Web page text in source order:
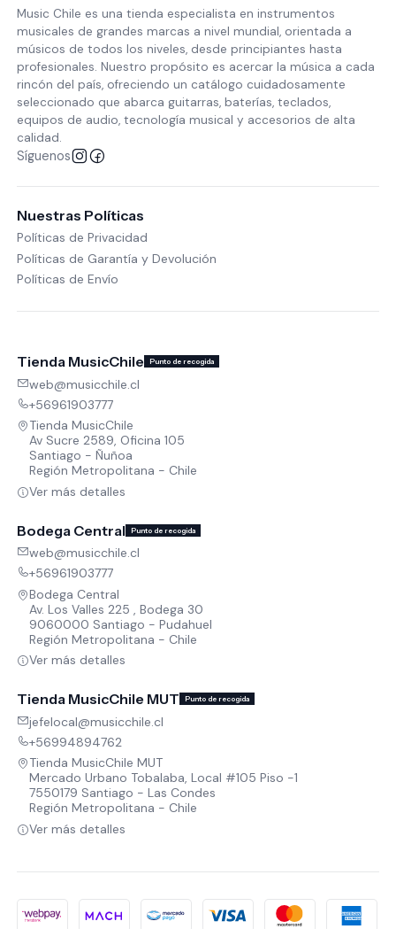
Music Chile es una tienda especialista en instrumentos
musicales de grandes marcas a nivel mundial, orientada a
músicos de todos los niveles, desde principiantes hasta
profesionales. Nuestro propósito es acercar la música a cada
rincón del país, ofreciendo un catálogo cuidadosamente
seleccionado que abarca guitarras, baterías, teclados,
equipos de audio, tecnología musical y accesorios de alta
calidad.
Síguenos
Nuestras Políticas
Políticas de Privacidad
Políticas de Garantía y Devolución
Políticas de Envío
Tienda MusicChile Punto de recogida
web@musicchile.cl
+56961903777
Tienda MusicChile
Av Sucre 2589, Oficina 105
Santiago - Ñuñoa
Región Metropolitana - Chile
Ver más detalles
Bodega Central Punto de recogida
web@musicchile.cl
+56961903777
Bodega Central
Av. Los Valles 225 , Bodega 30
9060000 Santiago - Pudahuel
Región Metropolitana - Chile
Ver más detalles
Tienda MusicChile MUT Punto de recogida
jefelocal@musicchile.cl
+56994894762
Tienda MusicChile MUT
Mercado Urbano Tobalaba, Local #105 Piso -1
7550179 Santiago - Las Condes
Región Metropolitana - Chile
Ver más detalles